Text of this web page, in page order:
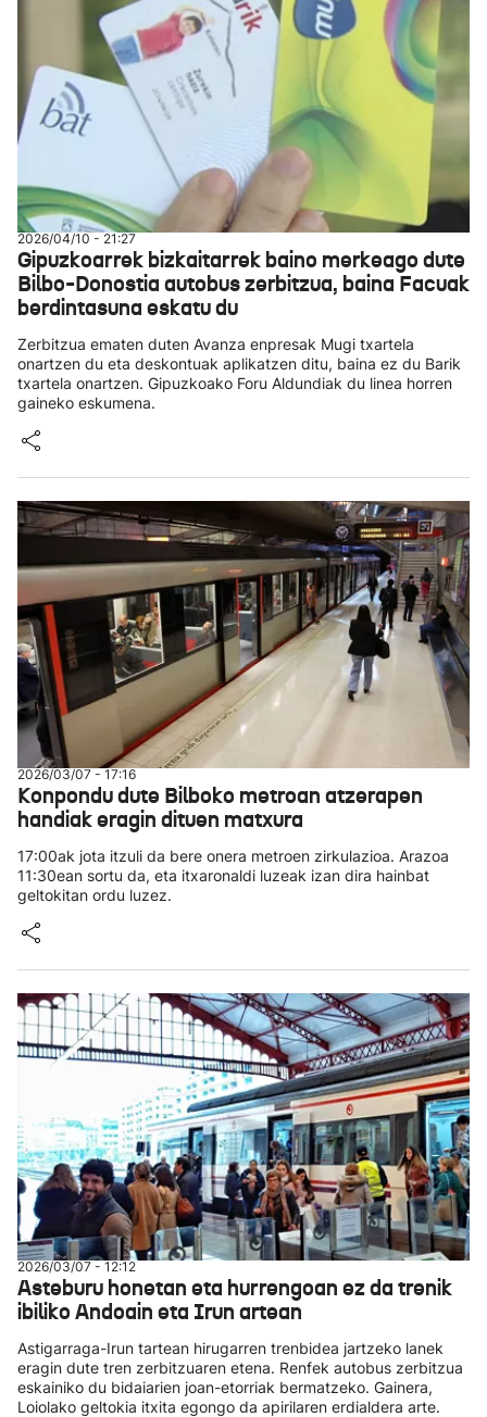
2026/04/10 - 21:27
Gipuzkoarrek bizkaitarrek baino merkeago dute
Bilbo-Donostia autobus zerbitzua, baina Facuak
berdintasuna eskatu du
Zerbitzua ematen duten Avanza enpresak Mugi txartela
onartzen du eta deskontuak aplikatzen ditu, baina ez du Barik
txartela onartzen. Gipuzkoako Foru Aldundiak du linea horren
gaineko eskumena.
2026/03/07 - 17:16
Konpondu dute Bilboko metroan atzerapen
handiak eragin dituen matxura
17:00ak jota itzuli da bere onera metroen zirkulazioa. Arazoa
11:30ean sortu da, eta itxaronaldi luzeak izan dira hainbat
geltokitan ordu luzez.
2026/03/07 - 12:12
Asteburu honetan eta hurrengoan ez da trenik
ibiliko Andoain eta Irun artean
Astigarraga-Irun tartean hirugarren trenbidea jartzeko lanek
eragin dute tren zerbitzuaren etena. Renfek autobus zerbitzua
eskainiko du bidaiarien joan-etorriak bermatzeko. Gainera,
Loiolako geltokia itxita egongo da apirilaren erdialdera arte.